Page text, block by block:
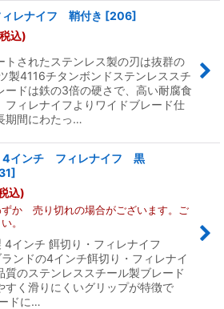
レナイフ 鞘付き [206]
込)
トされたステンレス製の刃は抜群の
製4116チタンボンドステンレススチ
ードは鉄の3倍の硬さで、高い耐腐食
フィレナイフよりワイドブレード仕
期間にわたっ…
インチ フィレナイフ 黒
]
込)
ずか 売り切れの場合がございます。ご
。
4インチ 餌切り・フィレナイフ
ンドの4インチ餌切り・フィレナイ
質のステンレススチール製ブレード
すく滑りにくいグリップが特徴で
ドに…